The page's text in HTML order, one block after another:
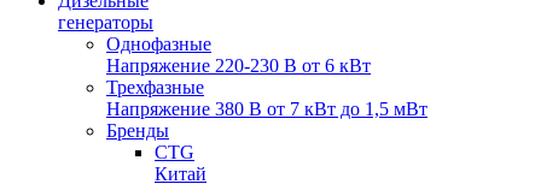
генераторы
Однофазные
Напряжение 220-230 В от 6 кВт
Трехфазные
Напряжение 380 В от 7 кВт до 1,5 мВт
Бренды
CTG
Китай